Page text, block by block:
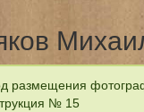
размещения
№ 15